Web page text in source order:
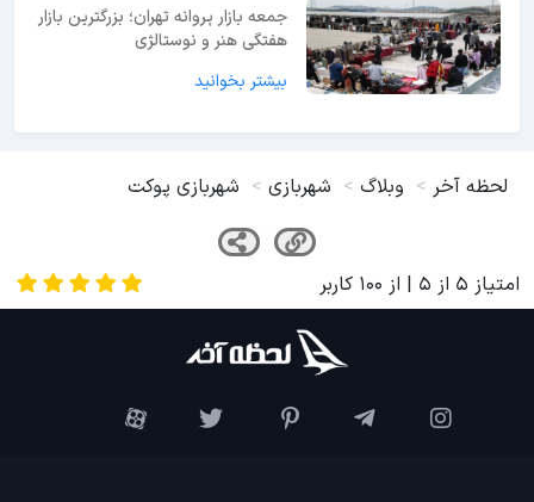
جمعه بازار پروانه تهران؛ بزرگترین بازار
هفتگی هنر و نوستالژی
بیشتر بخوانید
لحظه آخر وبلاگ شهربازی شهربازی پوکت
امتیاز 5 از 5 | از 100 کاربر